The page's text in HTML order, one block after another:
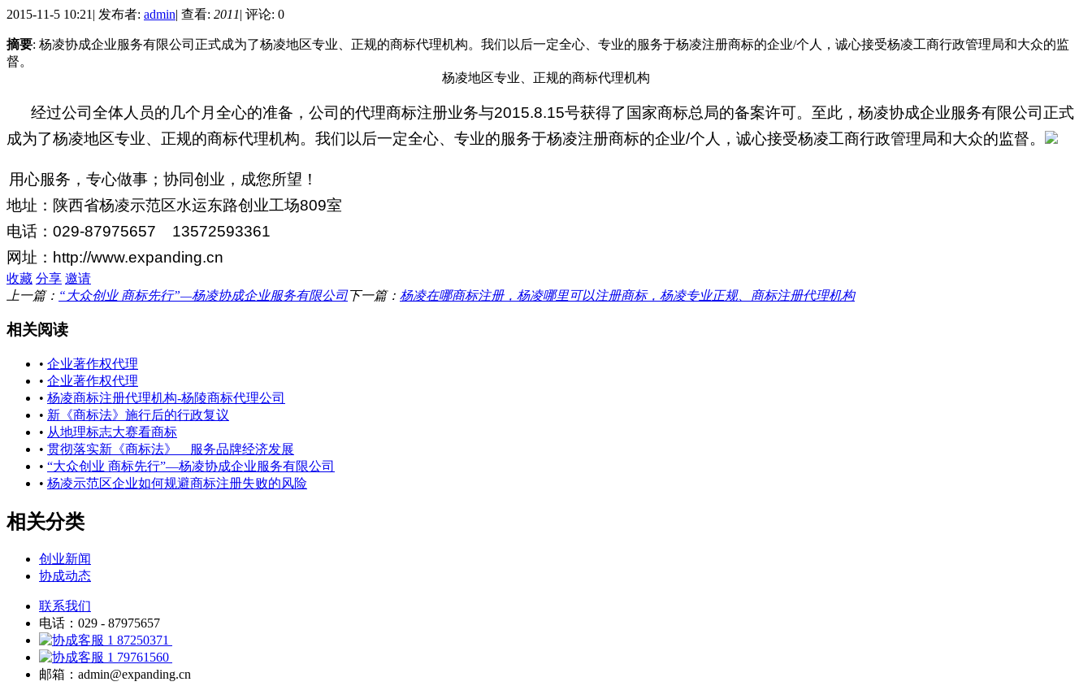
2015-11-5 10:21 | 发布者: admin| 查看: 2011| 评论: 0
摘要: 杨凌协成企业服务有限公司正式成为了杨凌地区专业、正规的商标代理机构。我们以后一定全心、专业的服务于杨凌注册商标的企业/个人，诚心接受杨凌工商行政管理局和大众的监
督。
杨凌地区专业、正规的商标代理机构
经过公司全体人员的几个月全心的准备，公司的代理商标注册业务与2015.8.15号获得了国家商标总局的备案许可。至此，杨凌协成企业服务有限公司正式
成为了杨凌地区专业、正规的商标代理机构。我们以后一定全心、专业的服务于杨凌注册商标的企业/个人，诚心接受杨凌工商行政管理局和大众的监督。
用心服务，专心做事；协同创业，成您所望！
地址：陕西省杨凌示范区水运东路创业工场809室
电话：029-87975657 13572593361
网址：http://www.expanding.cn
收藏 分享 邀请
上一篇： “大众创业 商标先行”—杨凌协成企业服务有限公司下一篇： 杨凌在哪商标注册，杨凌哪里可以注册商标，杨凌专业正规、商标注册代理机构
相关阅读
• 企业著作权代理
• 企业著作权代理
• 杨凌商标注册代理机构-杨陵商标代理公司
• 新《商标法》施行后的行政复议
• 从地理标志大赛看商标
• 贯彻落实新《商标法》 服务品牌经济发展
• “大众创业 商标先行”—杨凌协成企业服务有限公司
• 杨凌示范区企业如何规避商标注册失败的风险
相关分类
创业新闻
协成动态
联系我们
电话：029 - 87975657
87250371
79761560
邮箱：admin@expanding.cn